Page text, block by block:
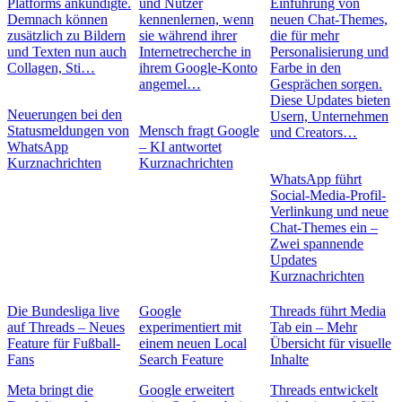
Demnach können
zusätzlich zu Bildern
und Texten nun auch
Collagen, Sti…
Neuerungen bei den
Statusmeldungen von
WhatsApp
Kurznachrichten
kennenlernen, wenn
sie während ihrer
Internetrecherche in
ihrem Google-Konto
angemel…
Mensch fragt Google
– KI antwortet
Kurznachrichten
neuen Chat-Themes,
die für mehr
Personalisierung und
Farbe in den
Gesprächen sorgen.
Diese Updates bieten
Usern, Unternehmen
und Creators…
WhatsApp führt
Social-Media-Profil-
Verlinkung und neue
Chat-Themes ein –
Zwei spannende
Updates
Kurznachrichten
Die Bundesliga live
auf Threads – Neues
Feature für Fußball-
Fans
Meta bringt die
Google
experimentiert mit
einem neuen Local
Search Feature
Google erweitert
Threads führt Media
Tab ein – Mehr
Übersicht für visuelle
Inhalte
Threads entwickelt